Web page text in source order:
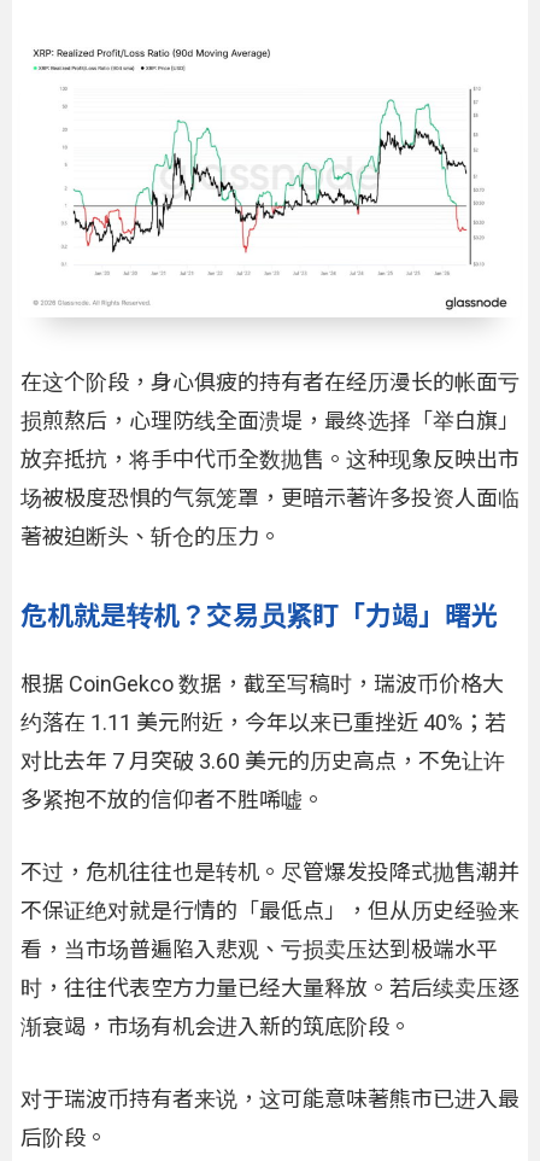
在这个阶段，身心俱疲的持有者在经历漫长的帐面亏
损煎熬后，心理防线全面溃堤，最终选择「举白旗」
放弃抵抗，将手中代币全数抛售。这种现象反映出市
场被极度恐惧的气氛笼罩，更暗示著许多投资人面临
著被迫断头、斩仓的压力。
危机就是转机？交易员紧盯「力竭」曙光
根据 CoinGekco 数据，截至写稿时，瑞波币价格大
约落在 1.11 美元附近，今年以来已重挫近 40%；若
对比去年 7 月突破 3.60 美元的历史高点，不免让许
多紧抱不放的信仰者不胜唏嘘。
不过，危机往往也是转机。尽管爆发投降式抛售潮并
不保证绝对就是行情的「最低点」，但从历史经验来
看，当市场普遍陷入悲观、亏损卖压达到极端水平
时，往往代表空方力量已经大量释放。若后续卖压逐
渐衰竭，市场有机会进入新的筑底阶段。
对于瑞波币持有者来说，这可能意味著熊市已进入最
后阶段。